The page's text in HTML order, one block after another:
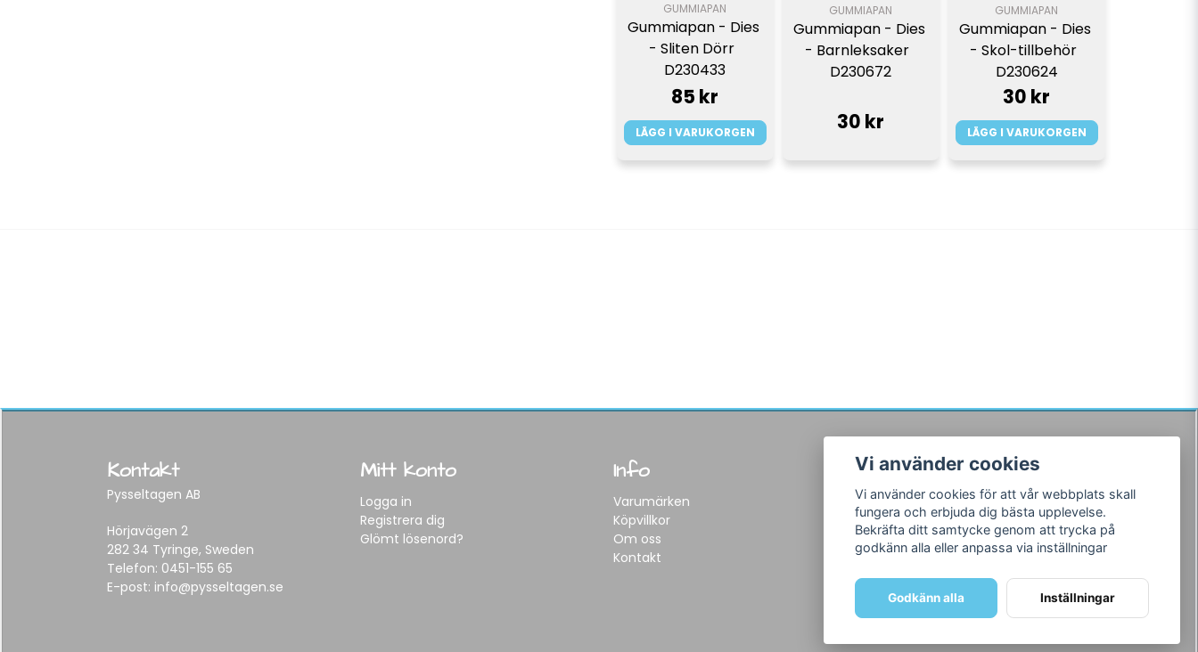
GUMMIAPAN
Gummiapan - Dies
- Sliten Dörr
D230433
85 kr
LÄGG I VARUKORGEN
GUMMIAPAN
Gummiapan - Dies
- Barnleksaker
D230672
30 kr
GUMMIAPAN
Gummiapan - Dies
- Skol-tillbehör
D230624
30 kr
LÄGG I VARUKORGEN
Kontakt
Pysseltagen AB
Hörjavägen 2
282 34 Tyringe, Sweden
Telefon: 0451-155 65
E-post: info@pysseltagen.se
Mitt konto
Logga in
Registrera dig
Glömt lösenord?
Info
Varumärken
Köpvillkor
Om oss
Kontakt
Följ oss
Facebook
Instagram
Vi använder cookies
Vi använder cookies för att vår webbplats skall
fungera och erbjuda dig bästa upplevelse.
Bekräfta ditt samtycke genom att trycka på
godkänn alla eller anpassa via inställningar
Godkänn alla Inställningar